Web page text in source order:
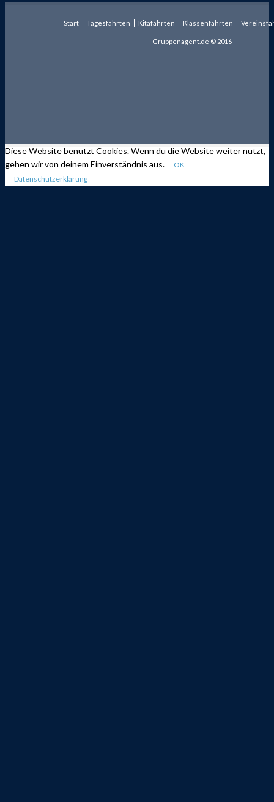
Start Tagesfahrten Kitafahrten Klassenfahrten
Gruppenagent.de © 2016
Diese Website benutzt Cookies. Wenn du die Website weiter nutzt,
gehen wir von deinem Einverständnis aus.
OK
Datenschutzerklärung